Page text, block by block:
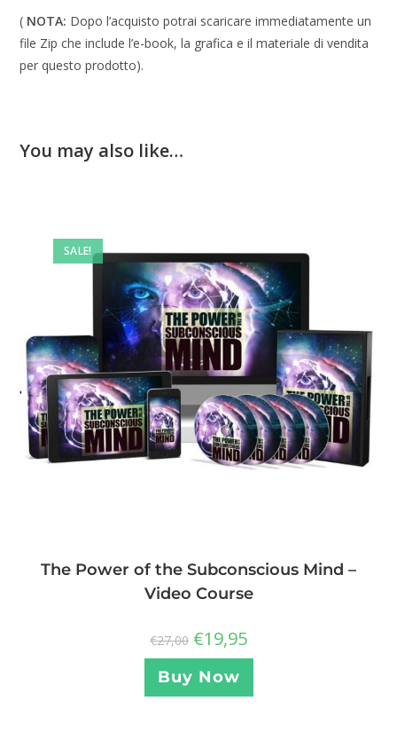
( NOTA: Dopo l’acquisto potrai scaricare immediatamente un
file Zip che include l’e-book, la grafica e il materiale di vendita
per questo prodotto).
You may also like…
SALE!
The Power of the Subconscious Mind –
Video Course
€27,00 €19,95
Buy Now